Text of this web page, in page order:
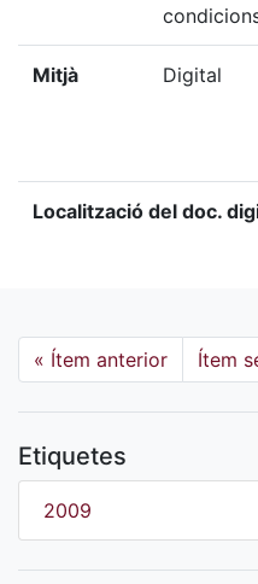
Mitjà Digital
Localització del doc.
« Ítem anterior Ítem
Etiquetes
2009